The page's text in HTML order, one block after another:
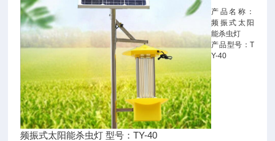
产品名称：
频振式太阳
能杀虫灯
产品型号：T
Y-40
频振式太阳能杀虫灯 型号：TY-40